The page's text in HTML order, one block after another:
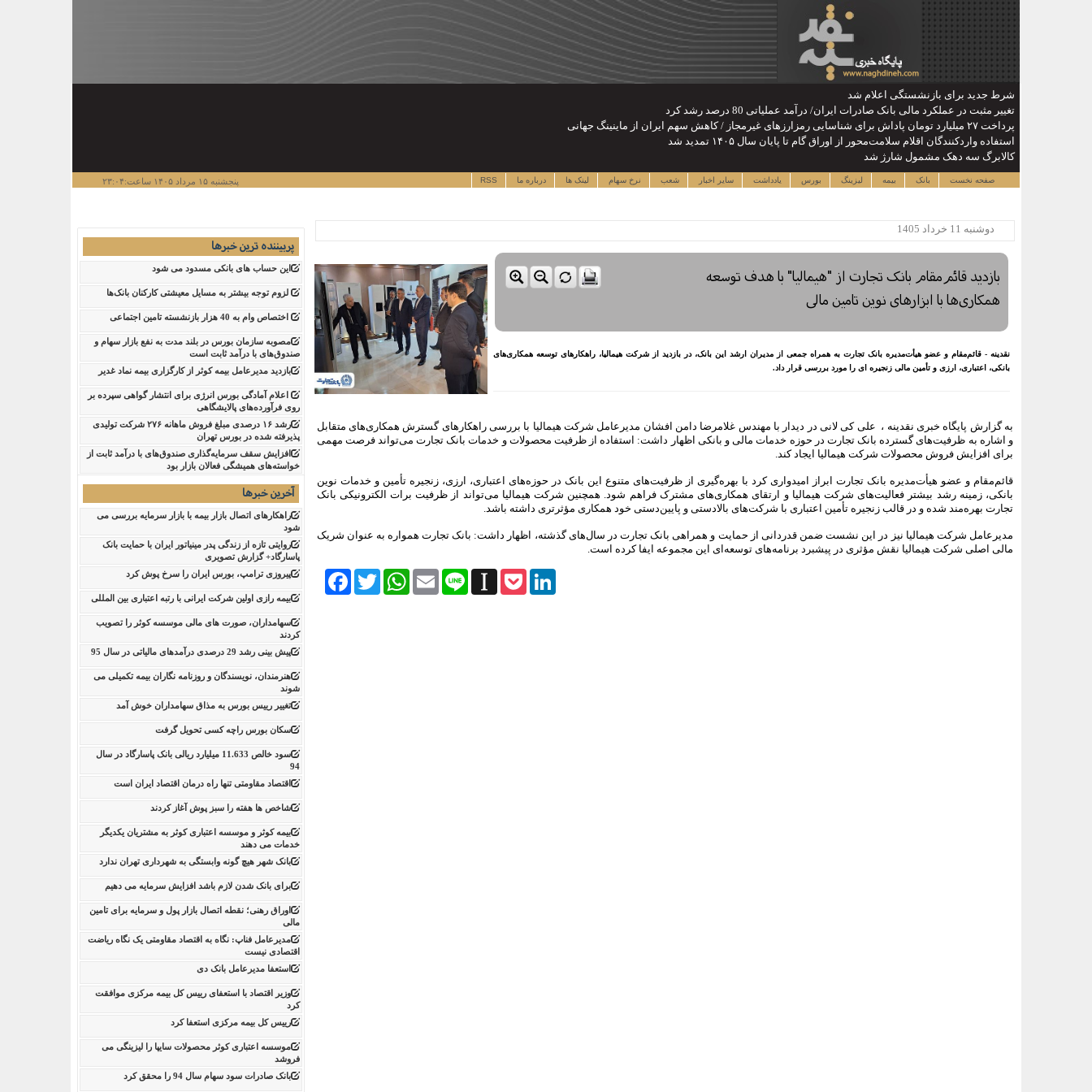
شرط جدید برای بازنشستگی اعلام شد
تغییر مثبت در عملکرد مالی بانک صادرات ایران/ درآمد عملیاتی 80 درصد رشد کرد
پرداخت ۲۷ میلیارد تومان پاداش برای شناسایی رمزارزهای غیرمجاز / کاهش سهم ایران از ماینینگ جهانی
استفاده واردکنندگان اقلام سلامت‌محور از اوراق گام تا پایان سال ۱۴۰۵ تمدید شد
کالابرگ سه دهک مشمول شارژ شد
پنجشنبه ۱۵ مرداد ۱۴۰۵ ساعت:۲۳:۰۴ صفحه نخست بانک بیمه لیزینگ بورس یادداشت سایر اخبار شعب نرخ سهام لینک ها درباره ما RSS
پربیننده ترین خبرها
این حساب های بانکی مسدود می شود
لزوم توجه بیشتر به مسایل معیشتی کارکنان بانک‌ها
اختصاص وام به 40 هزار بازنشسته تامین اجتماعی
مصوبه سازمان بورس در بلند مدت به نفع بازار سهام و
صندوق‌های با درآمد ثابت است
بازدید مدیرعامل بیمه کوثر از کارگزاری بیمه نماد غدیر
اعلام آمادگی بورس انرژی برای انتشار گواهی سپرده بر
روی فرآورده‌های پالایشگاهی ‌
رشد ۱۶ درصدی مبلغ فروش ماهانه ۲۷۶ شرکت تولیدی
پذیرفته شده در بورس تهران
افزایش سقف سرمایه‌گذاری صندوق‌های با درآمد ثابت از
خواسته‌های همیشگی فعالان بازار بود
آخرین خبرها
راهکارهای اتصال بازار بیمه با بازار سرمایه بررسی می
شود
روایتی تازه از زندگی پدر مینیاتور ایران با حمایت بانک
پاسارگاد+ گزارش تصویری
پیروزی ترامپ، بورس ایران را سرخ پوش کرد
بیمه رازی اولین شرکت ایرانی با رتبه اعتباری بین المللی
سهامداران، صورت های مالی موسسه کوثر را تصویب
کردند
پیش بینی رشد 29 درصدی درآمدهای مالیاتی در سال 95
هنرمندان، نویسندگان و روزنامه نگاران بیمه تکمیلی می
شوند
تغییر رییس بورس به مذاق سهامداران خوش آمد
سکان بورس راچه کسی تحویل گرفت
سود خالص 11.633 میلیارد ریالی بانک پاسارگاد در سال
94
اقتصاد مقاومتی تنها راه درمان اقتصاد ایران است
شاخص ها هفته را سبز پوش آغاز کردند
بیمه کوثر و موسسه اعتباری کوثر به مشتریان یکدیگر
خدمات می دهند
بانک شهر هیچ گونه وابستگی به شهرداری تهران ندارد
برای بانک شدن لازم باشد افزایش سرمایه می دهیم
اوراق رهنی؛ نقطه اتصال بازار پول و سرمایه برای تامین
مالی
مدیرعامل فناپ: نگاه به اقتصاد مقاومتی یک نگاه ریاضت
اقتصادی نیست
استعفا مدیرعامل بانک دی
وزیر اقتصاد با استعفای رییس کل بیمه مرکزی موافقت
کرد
رییس کل بیمه مرکزی استعفا کرد
موسسه اعتباری کوثر محصولات سایپا را لیزینگی می
فروشد
بانک صادرات سود سهام سال 94 را محقق کرد
دوشنبه 11 خرداد 1405
بازدید قائم‌مقام بانک تجارت از "هیمالیا" با هدف توسعه
همکاری‌ها با ابزارهای نوین تامین مالی
نقدینه - قائم‌مقام و عضو هیأت‌مدیره بانک تجارت به همراه جمعی از مدیران ارشد این بانک، در بازدید از شرکت هیمالیا، راهکارهای توسعه همکاری‌های
بانکی، اعتباری، ارزی و تأمین مالی زنجیره ای را مورد بررسی قرار داد.
به گزارش پایگاه خبری نقدینه ، علی کی لانی در دیدار با مهندس غلامرضا دامن افشان مدیرعامل شرکت هیمالیا با بررسی راهکارهای گسترش همکاری‌های متقابل
و اشاره به ظرفیت‌های گسترده بانک تجارت در حوزه خدمات مالی و بانکی اظهار داشت: استفاده از ظرفیت محصولات و خدمات بانک تجارت می‌تواند فرصت مهمی
برای افزایش فروش محصولات شرکت هیمالیا ایجاد کند.
قائم‌مقام و عضو هیأت‌مدیره بانک تجارت ابراز امیدواری کرد با بهره‌گیری از ظرفیت‌های متنوع این بانک در حوزه‌های اعتباری، ارزی، زنجیره تأمین و خدمات نوین
بانکی، زمینه رشد بیشتر فعالیت‌های شرکت هیمالیا و ارتقای همکاری‌های مشترک فراهم شود. همچنین شرکت هیمالیا می‌تواند از ظرفیت برات الکترونیکی بانک
تجارت بهره‌مند شده و در قالب زنجیره تأمین اعتباری با شرکت‌های بالادستی و پایین‌دستی خود همکاری مؤثرتری داشته باشد.
مدیرعامل شرکت هیمالیا نیز در این نشست ضمن قدردانی از حمایت و همراهی بانک تجارت در سال‌های گذشته، اظهار داشت: بانک تجارت همواره به عنوان شریک
مالی اصلی شرکت هیمالیا نقش مؤثری در پیشبرد برنامه‌های توسعه‌ای این مجموعه ایفا کرده است.
Facebook TwitterWhatsApp Email LineInstapaper PocketLinkedIn